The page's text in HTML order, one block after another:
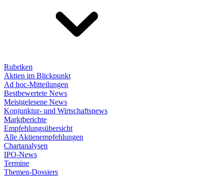
Rubriken
Aktien im Blickpunkt
Ad hoc-Mitteilungen
Bestbewertete News
Meistgelesene News
Konjunktur- und Wirtschaftsnews
Marktberichte
Empfehlungsübersicht
Alle Aktienempfehlungen
Chartanalysen
IPO-News
Termine
Themen-Dossiers